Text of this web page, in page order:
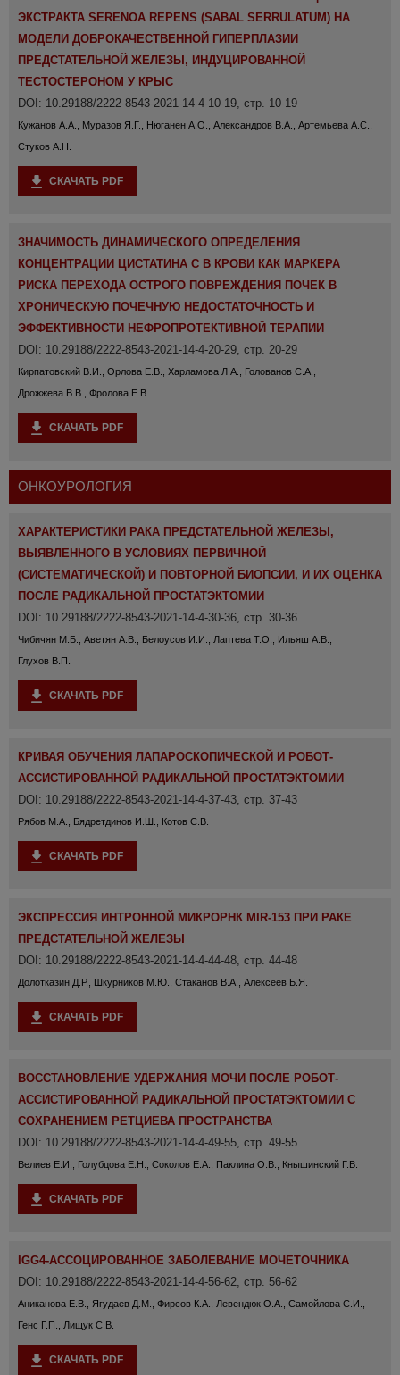
ЭКСТРАКТА SERENOA REPENS (SABAL SERRULATUM) НА
МОДЕЛИ ДОБРОКАЧЕСТВЕННОЙ ГИПЕРПЛАЗИИ
ПРЕДСТАТЕЛЬНОЙ ЖЕЛЕЗЫ, ИНДУЦИРОВАННОЙ
ТЕСТОСТЕРОНОМ У КРЫС
DOI: 10.29188/2222-8543-2021-14-4-10-19, стр. 10-19
Кужанов А.А., Муразов Я.Г., Нюганен А.О., Александров В.А., Артемьева А.С.,
Стуков А.Н.
СКАЧАТЬ PDF
ЗНАЧИМОСТЬ ДИНАМИЧЕСКОГО ОПРЕДЕЛЕНИЯ
КОНЦЕНТРАЦИИ ЦИСТАТИНА С В КРОВИ КАК МАРКЕРА
РИСКА ПЕРЕХОДА ОСТРОГО ПОВРЕЖДЕНИЯ ПОЧЕК В
ХРОНИЧЕСКУЮ ПОЧЕЧНУЮ НЕДОСТАТОЧНОСТЬ И
ЭФФЕКТИВНОСТИ НЕФРОПРОТЕКТИВНОЙ ТЕРАПИИ
DOI: 10.29188/2222-8543-2021-14-4-20-29, стр. 20-29
Кирпатовский В.И., Орлова Е.В., Харламова Л.А., Голованов С.А.,
Дрожжева В.В., Фролова Е.В.
СКАЧАТЬ PDF
ОНКОУРОЛОГИЯ
ХАРАКТЕРИСТИКИ РАКА ПРЕДСТАТЕЛЬНОЙ ЖЕЛЕЗЫ,
ВЫЯВЛЕННОГО В УСЛОВИЯХ ПЕРВИЧНОЙ
(СИСТЕМАТИЧЕСКОЙ) И ПОВТОРНОЙ БИОПСИИ, И ИХ ОЦЕНКА
ПОСЛЕ РАДИКАЛЬНОЙ ПРОСТАТЭКТОМИИ
DOI: 10.29188/2222-8543-2021-14-4-30-36, стр. 30-36
Чибичян М.Б., Аветян А.В., Белоусов И.И., Лаптева Т.О., Ильяш А.В.,
Глухов В.П.
СКАЧАТЬ PDF
КРИВАЯ ОБУЧЕНИЯ ЛАПАРОСКОПИЧЕСКОЙ И РОБОТ-
АССИСТИРОВАННОЙ РАДИКАЛЬНОЙ ПРОСТАТЭКТОМИИ
DOI: 10.29188/2222-8543-2021-14-4-37-43, стр. 37-43
Рябов М.А., Бядретдинов И.Ш., Котов С.В.
СКАЧАТЬ PDF
ЭКСПРЕССИЯ ИНТРОННОЙ МИКРОРНК MIR-153 ПРИ РАКЕ
ПРЕДСТАТЕЛЬНОЙ ЖЕЛЕЗЫ
DOI: 10.29188/2222-8543-2021-14-4-44-48, стр. 44-48
Долотказин Д.Р., Шкурников М.Ю., Стаканов В.А., Алексеев Б.Я.
СКАЧАТЬ PDF
ВОССТАНОВЛЕНИЕ УДЕРЖАНИЯ МОЧИ ПОСЛЕ РОБОТ-
АССИСТИРОВАННОЙ РАДИКАЛЬНОЙ ПРОСТАТЭКТОМИИ С
СОХРАНЕНИЕМ РЕТЦИЕВА ПРОСТРАНСТВА
DOI: 10.29188/2222-8543-2021-14-4-49-55, стр. 49-55
Велиев Е.И., Голубцова Е.Н., Соколов Е.А., Паклина О.В., Кнышинский Г.В.
СКАЧАТЬ PDF
IGG4-АССОЦИРОВАННОЕ ЗАБОЛЕВАНИЕ МОЧЕТОЧНИКА
DOI: 10.29188/2222-8543-2021-14-4-56-62, стр. 56-62
Аниканова Е.В., Ягудаев Д.М., Фирсов К.А., Левендюк О.А., Самойлова С.И.,
Генс Г.П., Лищук С.В.
СКАЧАТЬ PDF